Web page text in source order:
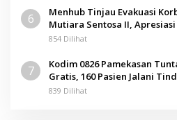
6
Menhub Tinjau Evakuasi
Mutiara Sentosa II, Apresiasi
Sumenep
854 Dilihat
7
Kodim 0826 Pamekasan
Gratis, 160 Pasien Jalani
839 Dilihat